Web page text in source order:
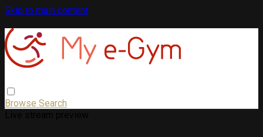
Skip to main content
Browse Search